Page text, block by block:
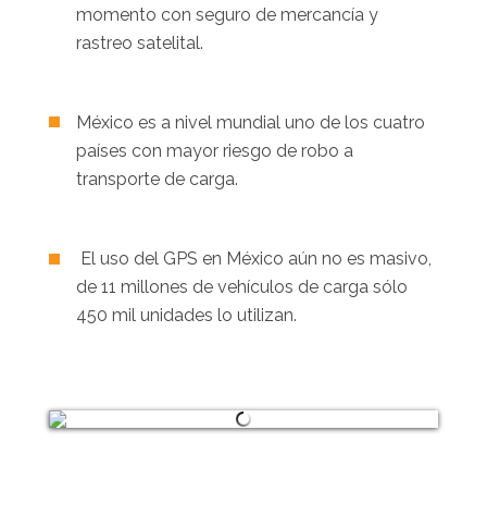
momento con seguro de mercancía y
rastreo satelital.
México es a nivel mundial uno de los cuatro
países con mayor riesgo de robo a
transporte de carga.
El uso del GPS en México aún no es masivo,
de 11 millones de vehículos de carga sólo
450 mil unidades lo utilizan.